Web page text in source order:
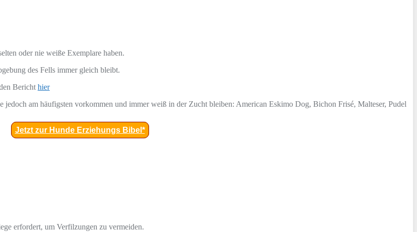
oder nie weiße Exemplare haben.
des Fells immer gleich bleibt.
Bericht hier
jedoch am häufigsten vorkommen und immer weiß in der Zucht bleiben: American Eskimo Dog, Bichon Frisé, Malteser, Pudel
Jetzt zur Hunde Erziehungs Bibel*
erfordert, um Verfilzungen zu vermeiden.